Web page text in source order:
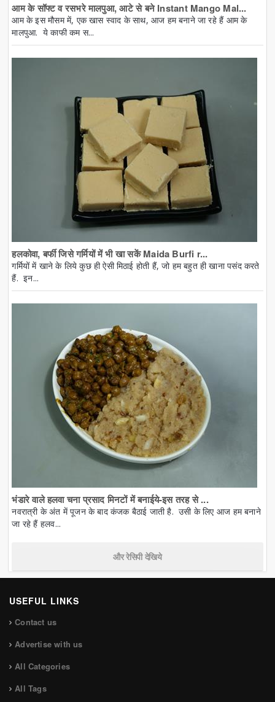
आम के सॉफ्ट व रसभरे मालपुआ, आटे से बने Instant Mango Mal...
आम के इस मौसम में, एक खास स्वाद के साथ, आज हम बनाने जा रहे हैं आम के
मालपुआ. ये काफी कम स...
हलकोवा, बर्फी जिसे गर्मियों में भी खा सकें Maida Burfi r...
गर्मियों में खाने के लिये कुछ ही ऐसी मिठाई होती हैं, जो हम बहुत ही खाना पसंद करते
हैं. इन...
भंडारे वाले हलवा चना प्रसाद मिनटों में बनाईये-इस तरह से ...
नवरात्री के अंत में पूजन के बाद कंजक बैठाई जाती है. उसी के लिए आज हम बनाने
जा रहे हैं हलव...
और रेसिपी देखिये
USEFUL LINKS
Contact us
Advertise with us
All Categories
All Tags